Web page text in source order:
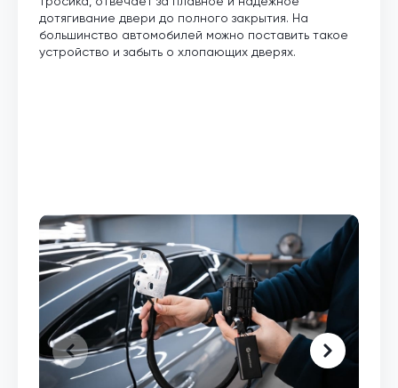
дотягивание двери до полного закрытия. На
большинство автомобилей можно поставить такое
устройство и забыть о хлопающих дверях.